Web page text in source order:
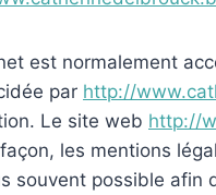
est normalement
par http://
Le site web http://
les mentions
souvent possible afin